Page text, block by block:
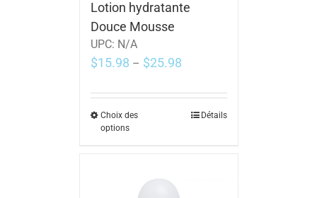
Lotion hydratante
Douce Mousse
UPC: N/A
$15.98 – $25.98
Choix des
options
Détails